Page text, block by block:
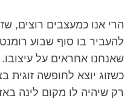
הרי אנו כמעצבים רוצים,
להעביר בו סוף שבוע
שאנחנו אחראים על עיצובו.
כשזוג יוצא לחופשה זוגית
רק שיהיה לו מקום לינה